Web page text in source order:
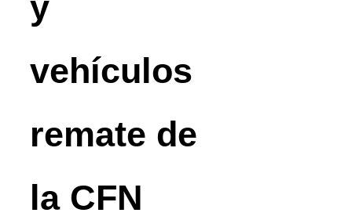
vehículos
remate de
la CFN